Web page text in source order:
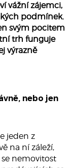
vážní zájemci,
podmínek.
svým pocitem
trh funguje
výrazně
nebo jen
jeden z
na ní záleží,
se nemovitost